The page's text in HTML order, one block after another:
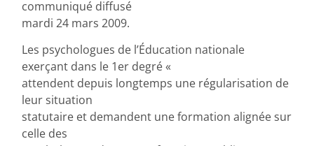
communiqué diffusé
mardi 24 mars 2009.
Les psychologues de l’Éducation nationale
exerçant dans le 1er degré «
attendent depuis longtemps une régularisation de
leur situation
statutaire et demandent une formation alignée sur
celle des